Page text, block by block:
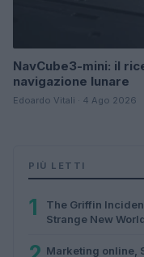
NavCube3-mini: il
navigazione lunare
Edoardo Vitali · 4 Ago 2026
PIÙ LETTI
1
The Griffin
Strange New
Marketing online,